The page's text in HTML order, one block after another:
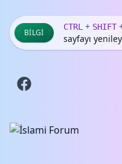
BILGI
CTRL + SHIFT
sayfayı